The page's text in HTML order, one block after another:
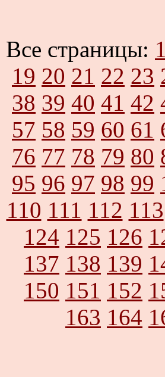
Все страницы: 1
19 20 21 22 23
38 39 40 41 42
57 58 59 60 61
76 77 78 79 80
95 96 97 98 99
110 111 112 113
124 125 126
137 138 139
150 151 152
163 164